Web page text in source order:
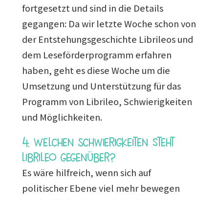
fortgesetzt und sind in die Details
gegangen: Da wir letzte Woche schon von
der Entstehungsgeschichte Librileos und
dem Leseförderprogramm erfahren
haben, geht es diese Woche um die
Umsetzung und Unterstützung für das
Programm von Librileo, Schwierigkeiten
und Möglichkeiten.
4. Welchen Schwierigkeiten steht
Librileo gegenüber?
Es wäre hilfreich, wenn sich auf
politischer Ebene viel mehr bewegen